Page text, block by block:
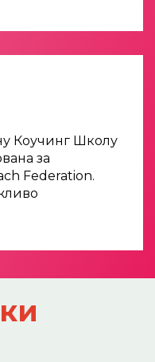
Коучинг Школу
за
Federation.